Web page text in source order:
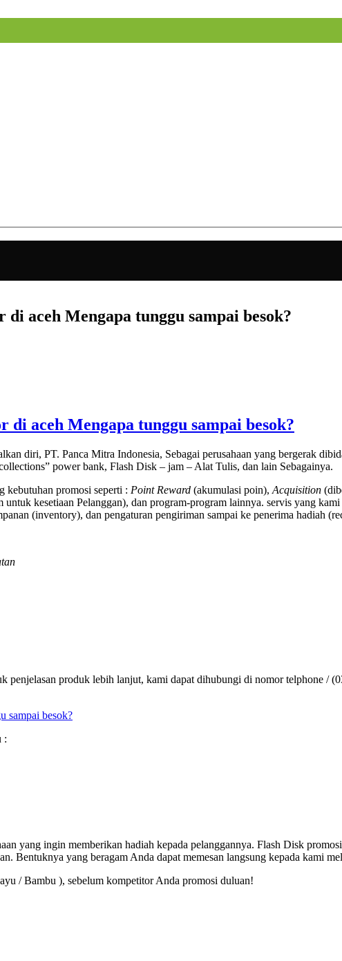
aceh Mengapa tunggu sampai besok?
aceh Mengapa tunggu sampai besok?
diri, PT. Panca Mitra Indonesia, Sebagai perusahaan yang bergerak
power bank, Flash Disk – jam – Alat Tulis, dan lain Sebagainya.
kebutuhan promosi seperti : Point Reward (akumulasi poin), Acquisition
untuk kesetiaan Pelanggan), dan program-program lainnya. servis yang
(inventory), dan pengaturan pengiriman sampai ke penerima hadiah
penjelasan produk lebih lanjut, kami dapat dihubungi di nomor telphone /
sampai besok?
:
yang ingin memberikan hadiah kepada pelanggannya. Flash Disk
Bentuknya yang beragam Anda dapat memesan langsung kepada kami
/ Bambu ), sebelum kompetitor Anda promosi duluan!